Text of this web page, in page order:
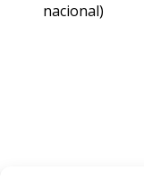
nacional)